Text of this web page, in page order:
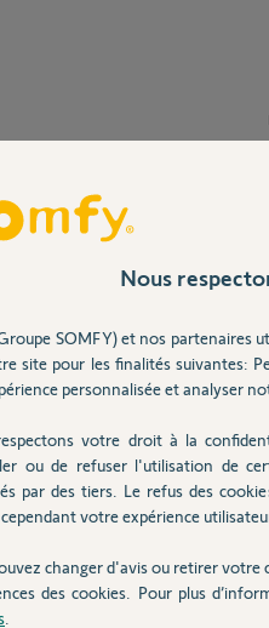
d'une réponse de la part du service
Posez
Nous
SOMFY) et nos partenaires
site pour les finalités suivantes:
personnalisée et analyser
votre droit à la
ou de refuser l'utilisation de
par des tiers. Le refus des
votre expérience
changer d'avis ou retirer
des cookies. Pour plus